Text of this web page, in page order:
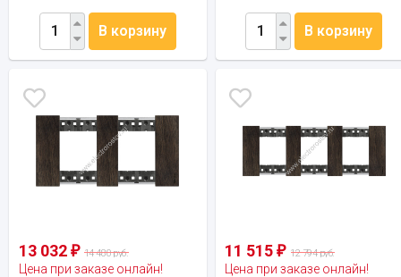
В корзину В корзину
13 032 ₽ 14 480 руб.
Цена при заказе онлайн!
11 515₽ 12 794 руб.
Цена при заказе онлайн!